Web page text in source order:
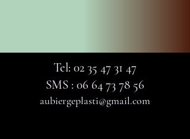
Tel: 02 35 47 31 47
SMS : 06 64 73 78 56
aubiergeplasti@gmail.com